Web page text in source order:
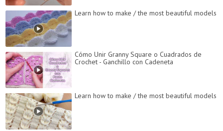
Learn how to make / the most beautiful models
Cómo Unir Granny Square o Cuadrados de
Crochet - Ganchillo con Cadeneta
Learn how to make / the most beautiful models